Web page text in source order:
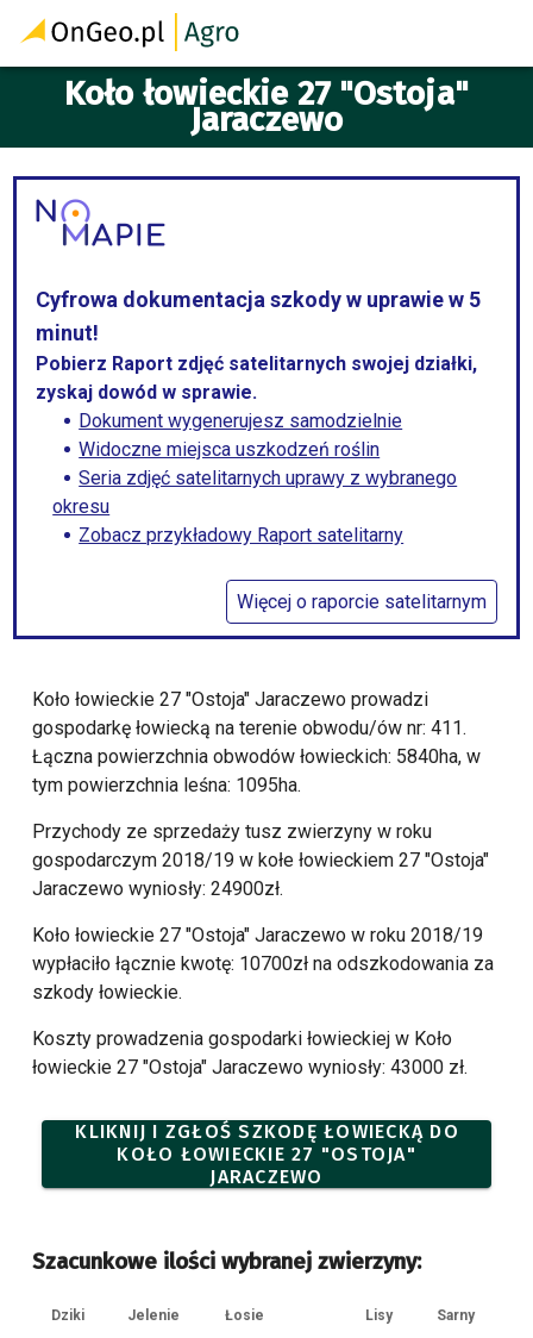
Koło łowieckie 27 "Ostoja"
Jaraczewo
Cyfrowa dokumentacja szkody w uprawie w 5
minut!
Pobierz Raport zdjęć satelitarnych swojej działki,
zyskaj dowód w sprawie.
Dokument wygenerujesz samodzielnie
Widoczne miejsca uszkodzeń roślin
Seria zdjęć satelitarnych uprawy z wybranego
okresu
Zobacz przykładowy Raport satelitarny
Więcej o raporcie satelitarnym
Koło łowieckie 27 "Ostoja" Jaraczewo prowadzi
gospodarkę łowiecką na terenie obwodu/ów nr: 411.
Łączna powierzchnia obwodów łowieckich: 5840ha, w
tym powierzchnia leśna: 1095ha.
Przychody ze sprzedaży tusz zwierzyny w roku
gospodarczym 2018/19 w kołe łowieckiem 27 "Ostoja"
Jaraczewo wyniosły: 24900zł.
Koło łowieckie 27 "Ostoja" Jaraczewo w roku 2018/19
wypłaciło łącznie kwotę: 10700zł na odszkodowania za
szkody łowieckie.
Koszty prowadzenia gospodarki łowieckiej w Koło
łowieckie 27 "Ostoja" Jaraczewo wyniosły: 43000 zł.
KLIKNIJ I ZGŁOŚ SZKODĘ ŁOWIECKĄ DO
KOŁO ŁOWIECKIE 27 "OSTOJA"
JARACZEWO
Szacunkowe ilości wybranej zwierzyny:
Dziki Jelenie Łosie Lisy Sarny